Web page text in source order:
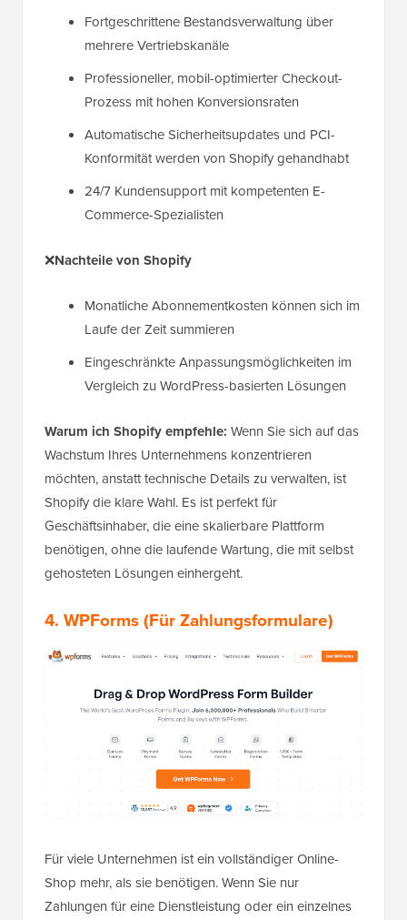
Fortgeschrittene Bestandsverwaltung über
mehrere Vertriebskanäle
Professioneller, mobil-optimierter Checkout-
Prozess mit hohen Konversionsraten
Automatische Sicherheitsupdates und PCI-
Konformität werden von Shopify gehandhabt
24/7 Kundensupport mit kompetenten E-
Commerce-Spezialisten
❌Nachteile von Shopify
Monatliche Abonnementkosten können sich im
Laufe der Zeit summieren
Eingeschränkte Anpassungsmöglichkeiten im
Vergleich zu WordPress-basierten Lösungen
Warum ich Shopify empfehle: Wenn Sie sich auf das
Wachstum Ihres Unternehmens konzentrieren
möchten, anstatt technische Details zu verwalten, ist
Shopify die klare Wahl. Es ist perfekt für
Geschäftsinhaber, die eine skalierbare Plattform
benötigen, ohne die laufende Wartung, die mit selbst
gehosteten Lösungen einhergeht.
4. WPForms(Für Zahlungsformulare)
Für viele Unternehmen ist ein vollständiger Online-
Shop mehr, als sie benötigen. Wenn Sie nur
Zahlungen für eine Dienstleistung oder ein einzelnes